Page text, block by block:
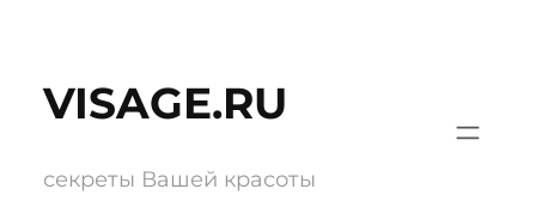
содержимому
VISAGE.RU
секреты Вашей красоты